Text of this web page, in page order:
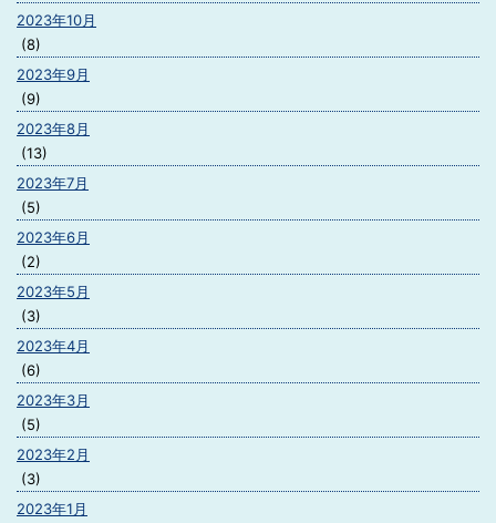
2023年10月
(8)
2023年9月
(9)
2023年8月
(13)
2023年7月
(5)
2023年6月
(2)
2023年5月
(3)
2023年4月
(6)
2023年3月
(5)
2023年2月
(3)
2023年1月